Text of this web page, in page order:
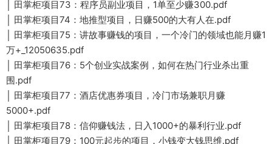
│ 田掌柜项目73：程序员副业项目，1单至少赚300.pdf
│ 田掌柜项目74：地推型项目，日赚500的大有人在.pdf
│ 田掌柜项目75：讲故事赚钱的项目，一个冷门的领域也能月赚1
万+_12050635.pdf
│ 田掌柜项目76：5个创业实战案例，如何在热门行业杀出重
围.pdf
│ 田掌柜项目77：酒店优惠券项目，冷门市场兼职月赚
5000+.pdf
│ 田掌柜项目78：信仰赚钱法，日入1000+的暴利行业.pdf
│ 田掌柜项目79：100元起步的项目，小钱变大钱思维.pdf